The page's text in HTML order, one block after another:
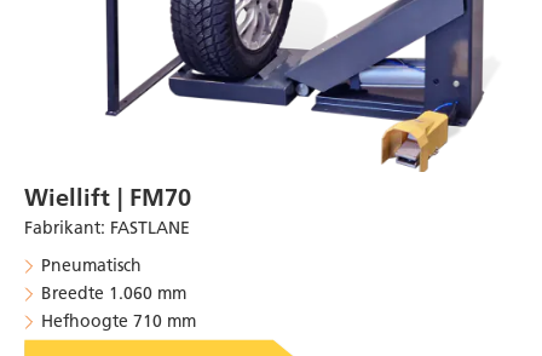
Wiellift | FM70
Fabrikant: FASTLANE
Pneumatisch
Breedte 1.060 mm
Hefhoogte 710 mm